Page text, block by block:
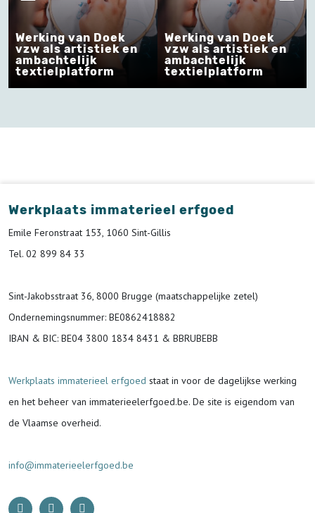
Werking van Doek
vzw als artistiek en
ambachtelijk
textielplatform
Werking van Doek
vzw als artistiek en
ambachtelijk
textielplatform
Werkplaats immaterieel erfgoed
Emile Feronstraat 153, 1060 Sint-Gillis
Tel. 02 899 84 33
Sint-Jakobsstraat 36, 8000 Brugge (maatschappelijke zetel)
Ondernemingsnummer: BE0862418882
IBAN & BIC: BE04 3800 1834 8431 & BBRUBEBB
Werkplaats immaterieel erfgoed staat in voor de dagelijkse werking
en het beheer van immaterieelerfgoed.be. De site is eigendom van
de Vlaamse overheid.
info@immaterieelerfgoed.be